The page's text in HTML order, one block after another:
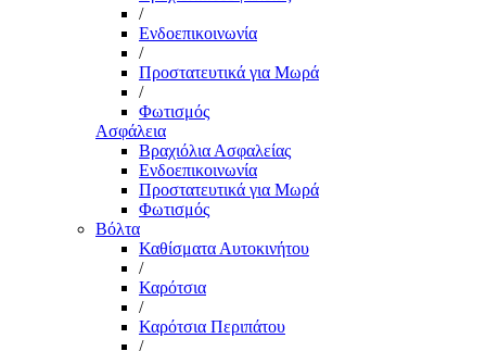
/
Ενδοεπικοινωνία
/
Προστατευτικά για Μωρά
/
Φωτισμός
Ασφάλεια
Βραχιόλια Ασφαλείας
Ενδοεπικοινωνία
Προστατευτικά για Μωρά
Φωτισμός
Βόλτα
Καθίσματα Αυτοκινήτου
/
Καρότσια
/
Καρότσια Περιπάτου
/